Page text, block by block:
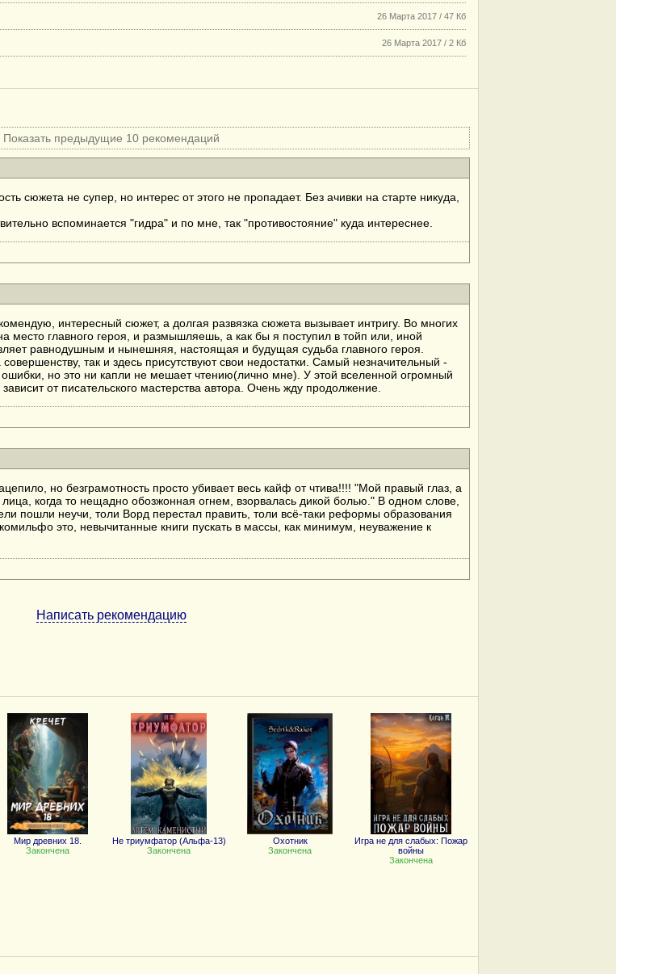
26 Марта 2017 / 47 Кб
26 Марта 2017 / 2 Кб
Показать предыдущие 10 рекомендаций
сюжета не супер, но интерес от этого не пропадает. Без ачивки на старте никуда,
вспоминается "гидра" и по мне, так "противостояние" куда интереснее.
интересный сюжет, а долгая развязка сюжета вызывает интригу. Во многих
место главного героя, и размышляешь, а как бы я поступил в тойп или, иной
равнодушным и нынешняя, настоящая и будущая судьба главного героя.
так и здесь присутствуют свои недостатки. Самый незначительный -
но это ни капли не мешает чтению(лично мне). У этой вселенной огромный
от писательского мастерства автора. Очень жду продолжение.
но безграмотность просто убивает весь кайф от чтива!!!! "Мой правый глаз, а
когда то нещадно обозжонная огнем, взорвалась дикой болью." В одном слове,
пошли неучи, толи Ворд перестал править, толи всё-таки реформы образования
это, невычитанные книги пускать в массы, как минимум, неуважение к
Написать рекомендацию
Мир древних 18.
Закончена
Не триумфатор (Альфа-13)
Закончена
Охотник
Закончена
Игра не для слабых: Пожар
войны
Закончена